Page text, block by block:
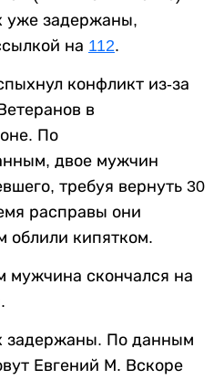
уже задержаны,
на 112.
конфликт из-за
в
По
двое мужчин
требуя вернуть 30
расправы они
облили кипятком.
мужчина скончался на
задержаны. По данным
Евгений М. Вскоре